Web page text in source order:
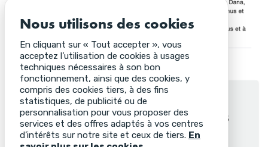
Payez 20 € pour recevoir les
replays du Défi Newsletter
Nous utilisons des cookies
En cliquant sur « Tout accepter », vous
acceptez l’utilisation de cookies à usages
techniques nécessaires à son bon
fonctionnement, ainsi que des cookies, y
compris des cookies tiers, à des fins
statistiques, de publicité ou de
personnalisation pour vous proposer des
services et des offres adaptés à vos centres
d’intérêts sur notre site et ceux de tiers. En